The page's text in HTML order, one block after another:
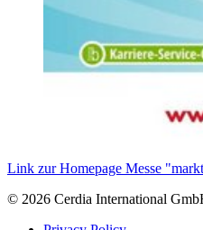
Link zur Homepage Messe
© 2026 Cerdia International